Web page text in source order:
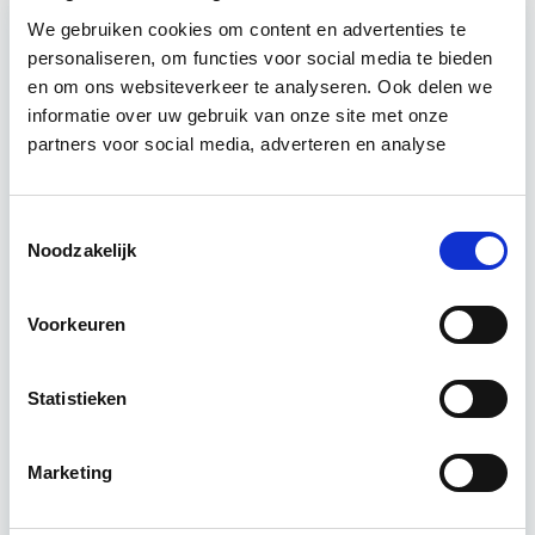
We gebruiken cookies om content en advertenties te
personaliseren, om functies voor social media te bieden
en om ons websiteverkeer te analyseren. Ook delen we
informatie over uw gebruik van onze site met onze
partners voor social media, adverteren en analyse
Noodzakelijk
Voorkeuren
Statistieken
Marketing
Relevant bij dit artikel
Verduurzaming Vastgoed en
DMJOP
Tijdens deze opleiding leer je duurzaamheid
formuleren en te vertalen naar een duurzaam
Utrecht & Online